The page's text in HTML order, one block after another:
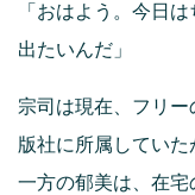
「おはよう。今日
出たいんだ」
宗司は現在、フリ
版社に所属していた
一方の郁美は、在